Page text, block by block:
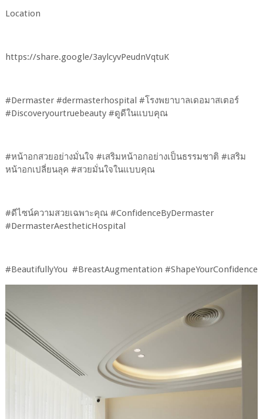
Location
https://share.google/3aylcyvPeudnVqtuK
#Dermaster #dermasterhospital #โรงพยาบาลเดอมาสเตอร์
#Discoveryourtruebeauty #ดูดีในแบบคุณ
#หน้าอกสวยอย่างมั่นใจ #เสริมหน้าอกอย่างเป็นธรรมชาติ #เสริม
หน้าอกเปลี่ยนลุค #สวยมั่นใจในแบบคุณ
#ดีไซน์ความสวยเฉพาะคุณ #ConfidenceByDermaster
#DermasterAestheticHospital
#BeautifullyYou #BreastAugmentation #ShapeYourConfidence